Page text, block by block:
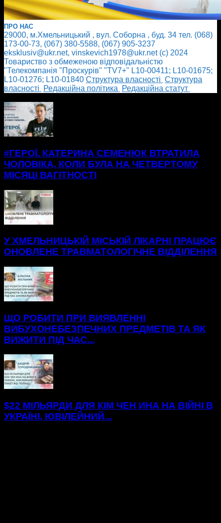
ПРО НАС
29000, м.Хмельницький , вул. Соборна , буд. 34 тел. (068)
173-00-73, (067) 380-5588, (067) 905-3237
eksklusiv@ukr.net, vinskevich1978@ukr.net (с) 2024
Товариство з обмеженою відповідальністю
"Телекомпанія "Проскурів" "TV7+" L10-00411; L10-01675;
L10-01276; L10-01840 Cтруктура власності Cтруктура
власності
Редакційна політика
Редакційна статут
#ГЕРОЇ. КАТЕРИНА СЕМЕНЮК ВТРАТИЛА
ЧОЛОВІКА, КОЛИ БУЛА НА ЧЕТВЕРТОМУ
МІСЯЦІ ВАГІТНОСТІ
У ХМЕЛЬНИЦЬКІЙ МІСЬКІЙ ЛІКАРНІ ПРАЦЮЄ
ОНОВЛЕНЕ ТРАВМАТОЛОГІЧНЕ ВІДДІЛЕННЯ
ЩО РОБИТИ ПРИ ВИЯВЛЕННІ
ВИБУХОНЕБЕЗПЕЧНИХ ПРЕДМЕТІВ ТА ЯК
ВИЖИТИ ПІД ЧАС...
$22 МІЛЬЯРДИ ДЛЯ КІМ ЧЕН ИНА НА ВІЙНІ В
УКРАЇНІ, ЮВІЛЕЙНИЙ...